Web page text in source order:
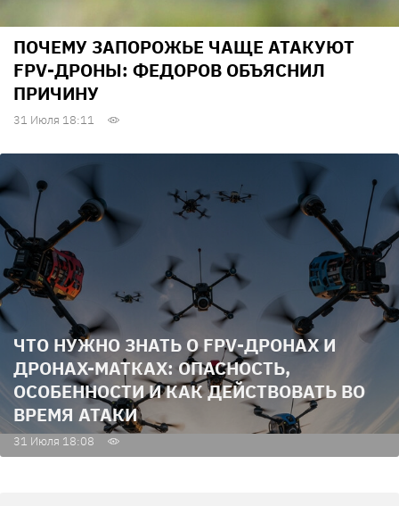
ПОЧЕМУ ЗАПОРОЖЬЕ ЧАЩЕ АТАКУЮТ
FPV-ДРОНЫ: ФЕДОРОВ ОБЪЯСНИЛ
ПРИЧИНУ
31 Июля 18:11
ЧТО НУЖНО ЗНАТЬ О FPV-ДРОНАХ И
ДРОНАХ-МАТКАХ: ОПАСНОСТЬ,
ОСОБЕННОСТИ И КАК ДЕЙСТВОВАТЬ ВО
ВРЕМЯ АТАКИ
31 Июля 18:08